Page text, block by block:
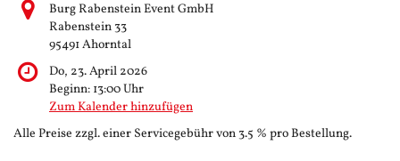
Burg Rabenstein Event GmbH
Rabenstein 33
95491 Ahorntal
Do, 23. April 2026
Beginn: 13:00Uhr
Zum Kalender hinzufügen
Alle Preise zzgl. einer Servicegebühr von 3.5 % pro Bestellung.